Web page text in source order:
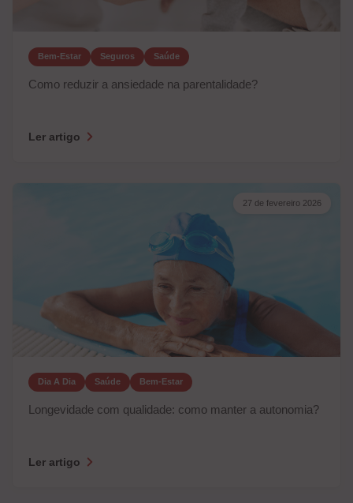
Bem-Estar Seguros Saúde
Como reduzir a ansiedade na parentalidade?
Ler artigo
27 de fevereiro 2026
Dia A Dia Saúde Bem-Estar
Longevidade com qualidade: como manter a autonomia?
Ler artigo